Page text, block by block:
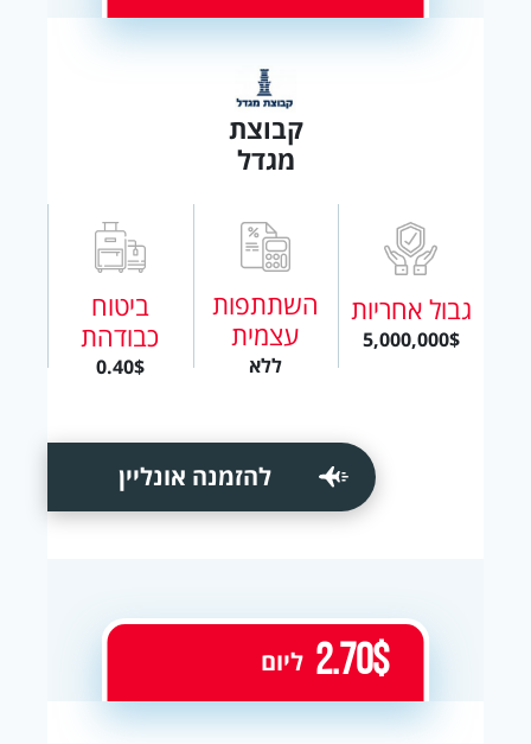
קבוצת
מגדל
גבול אחריות
5,000,000$
השתתפות
עצמית
ללא
ביטוח
כבודהת
0.40$
להזמנה אונליין
2.70$ ליום